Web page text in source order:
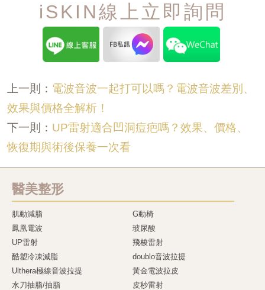
iSKIN線上立即詢問
上一則： 電波音波一起打可以嗎？電波音波差別、
效果與價格全解析！
下一則： UP雷射適合凹洞痘疤嗎？效果、價格、
恢復期與術後保養一次看
醫美整形
肌動減脂
G動椅
鳳凰電波
玻尿酸
UP雷射
飛梭雷射
酷塑冷凍減脂
doublo音波拉提
Ulthera極線音波拉提
黃金電波拉皮
水刀抽脂/抽脂
皮秒雷射